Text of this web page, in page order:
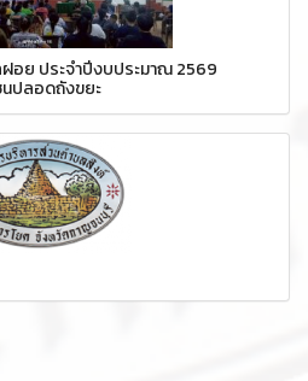
อย ประจำปีงบประมาณ 2569
ปลอดถังขยะ